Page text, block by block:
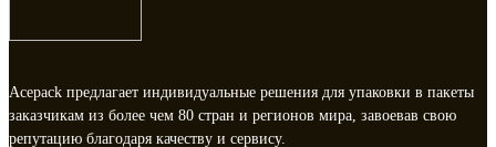
Acepack предлагает индивидуальные решения для упаковки в пакеты
заказчикам из более чем 80 стран и регионов мира, завоевав свою
репутацию благодаря качеству и сервису.